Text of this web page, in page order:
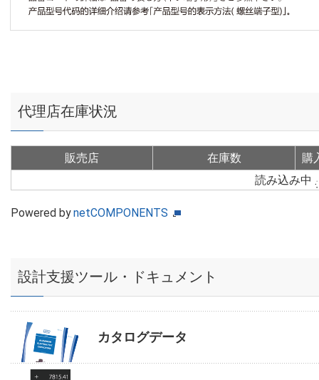
代理店在庫状況
販売店 在庫数
購
読み込み中
Powered bynetCOMPONENTS
設計支援ツール・ドキュメント
カタログデータ